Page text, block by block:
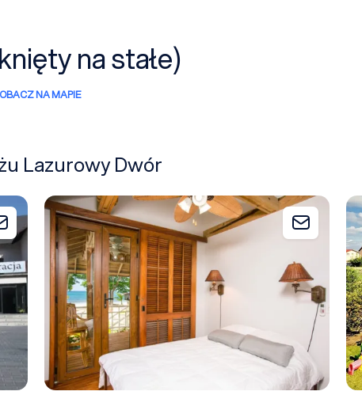
na stałe)
NA MAPIE
Lazurowy Dwór
Dodaj do zapytania
Hotel Bursztynowy Sen
Dodaj